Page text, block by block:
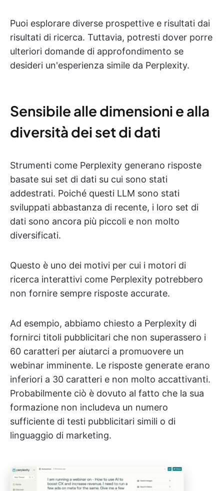
Puoi esplorare diverse prospettive e risultati dai
risultati di ricerca. Tuttavia, potresti dover porre
ulteriori domande di approfondimento se
desideri un'esperienza simile da Perplexity.
Sensibile alle dimensioni e alla
diversità dei set di dati
Strumenti come Perplexity generano risposte
basate sui set di dati su cui sono stati
addestrati. Poiché questi LLM sono stati
sviluppati abbastanza di recente, i loro set di
dati sono ancora più piccoli e non molto
diversificati.
Questo è uno dei motivi per cui i motori di
ricerca interattivi come Perplexity potrebbero
non fornire sempre risposte accurate.
Ad esempio, abbiamo chiesto a Perplexity di
fornirci titoli pubblicitari che non superassero i
60 caratteri per aiutarci a promuovere un
webinar imminente. Le risposte generate erano
inferiori a 30 caratteri e non molto accattivanti.
Probabilmente ciò è dovuto al fatto che la sua
formazione non includeva un numero
sufficiente di testi pubblicitari simili o di
linguaggio di marketing.